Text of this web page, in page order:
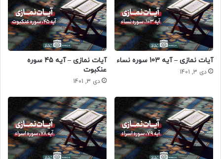
آیات نمازی – آیه 103 سوره نساء
دی 3, 1401
آیات نمازی – آیه 45 سوره
عنکبوت
دی 3, 1401